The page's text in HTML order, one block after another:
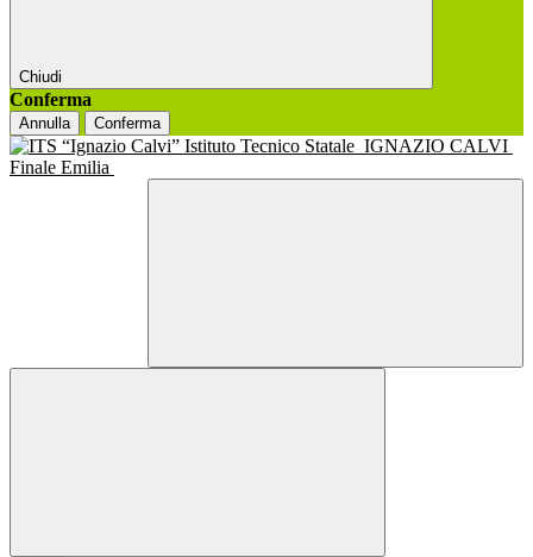
Chiudi
Conferma
Annulla Conferma
Istituto Tecnico Statale IGNAZIO CALVI
Finale Emilia